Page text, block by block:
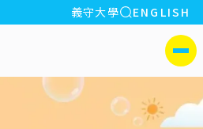
:::
義守大學 全站搜索
ENGLISH
側選單